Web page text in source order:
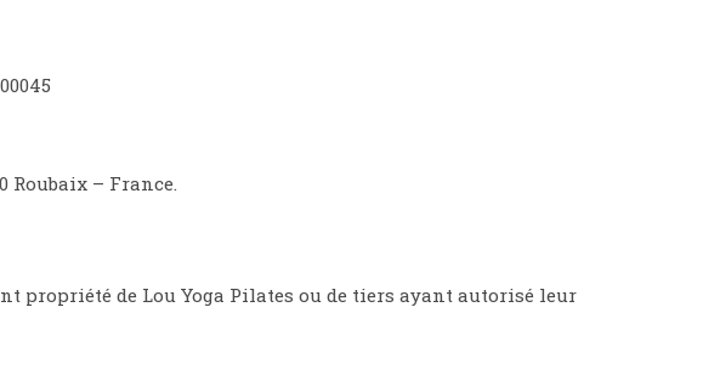
Roubaix – France.
propriété de Lou Yoga Pilates ou de tiers ayant autorisé leur